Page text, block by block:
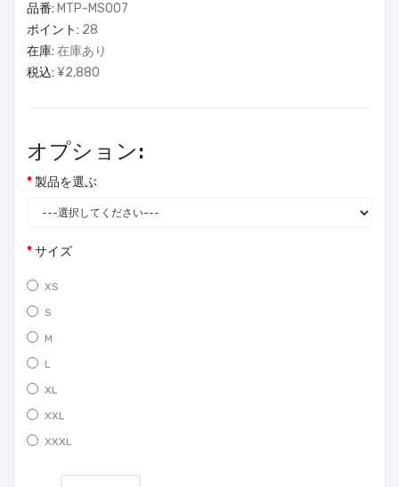
品番: MTP-MS007
ポイント: 28
在庫: 在庫あり
税込: ¥2,880
オプション:
製品を選ぶ
サイズ
XS
S
M
L
XL
XXL
XXXL